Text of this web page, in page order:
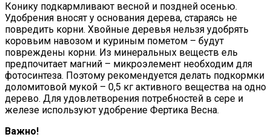
Конику подкармливают весной и поздней осенью.
Удобрения вносят у основания дерева, стараясь не
повредить корни. Хвойные деревья нельзя удобрять
коровьим навозом и куриным пометом – будут
повреждены корни. Из минеральных веществ ель
предпочитает магний – микроэлемент необходим для
фотосинтеза. Поэтому рекомендуется делать подкормки
доломитовой мукой – 0,5 кг активного вещества на одно
дерево. Для удовлетворения потребностей в сере и
железе используют удобрение Фертика Весна.
Важно!